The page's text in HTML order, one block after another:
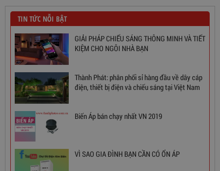
Ổn Áp 1 Pha SH 5000 II NEW 2020
3,380,000
TIN TỨC NỖI BẬT
GIẢI PHÁP CHIẾU SÁNG THÔNG MINH VÀ TIẾT
KIỆM CHO NGÔI NHÀ BẠN
Thành Phát: phân phối sỉ hàng đầu về dây cáp
điện, thiết bị điện và chiếu sáng tại Việt Nam
Biến Áp bán chạy nhất VN 2019
VÌ SAO GIA ĐÌNH BẠN CẦN CÓ ỔN ÁP